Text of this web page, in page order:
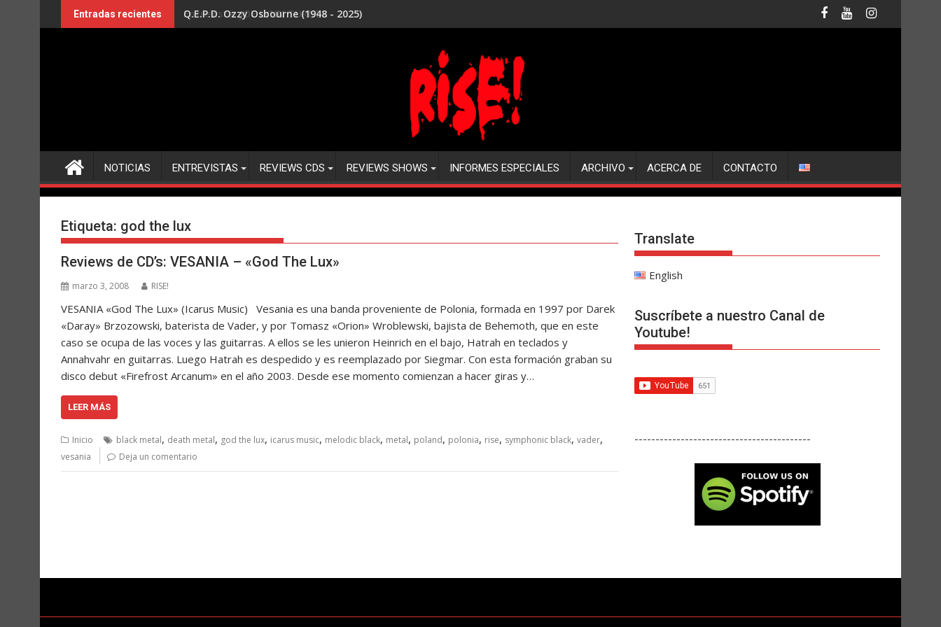
al
Entradas recientes Q.E.P.D. Ozzy Osbourne (1948 - 2025)
NOTICIAS ENTREVISTAS REVIEWS CDS REVIEWS SHOWS INFORMES ESPECIALES ARCHIVO ACERCA DE CONTACTO
Etiqueta: god the lux
Reviews de CD’s: VESANIA – «God The Lux»
marzo 3, 2008 RISE!
VESANIA «God The Lux» (Icarus Music) Vesania es una banda proveniente de Polonia, formada en 1997 por Darek
«Daray» Brzozowski, baterista de Vader, y por Tomasz «Orion» Wroblewski, bajista de Behemoth, que en este
caso se ocupa de las voces y las guitarras. A ellos se les unieron Heinrich en el bajo, Hatrah en teclados y
Annahvahr en guitarras. Luego Hatrah es despedido y es reemplazado por Siegmar. Con esta formación graban su
disco debut «Firefrost Arcanum» en el año 2003. Desde ese momento comienzan a hacer giras y…
LEER MÁS
Inicio black metal, death metal, god the lux, icarus music, melodic black, metal, poland, polonia, rise, symphonic black, vader,
vesania Deja un comentario
Translate
English
Suscríbete a nuestro Canal de
Youtube!
------------------------------------------